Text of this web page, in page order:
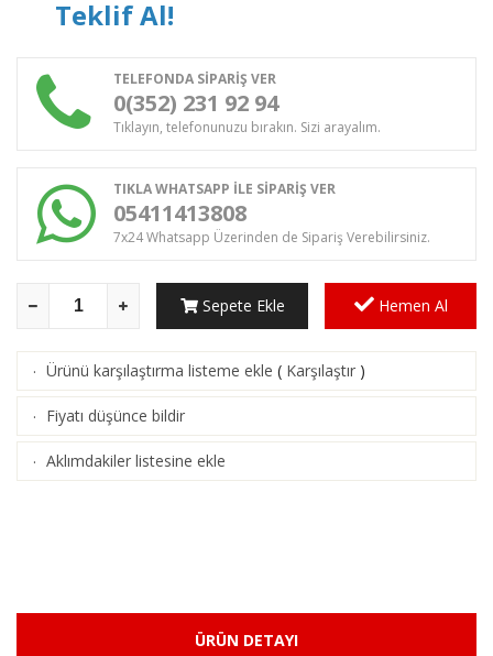
Teklif Al!
TELEFONDA SİPARİŞ VER
0(352) 231 92 94
Tıklayın, telefonunuzu bırakın. Sizi arayalım.
TIKLA WHATSAPP İLE SİPARİŞ VER
05411413808
7x24 Whatsapp Üzerinden de Sipariş Verebilirsiniz.
Sepete Ekle Hemen Al
· Ürünü karşılaştırma listeme ekle ( Karşılaştır )
· Fiyatı düşünce bildir
· Aklımdakiler listesine ekle
ÜRÜN DETAYI